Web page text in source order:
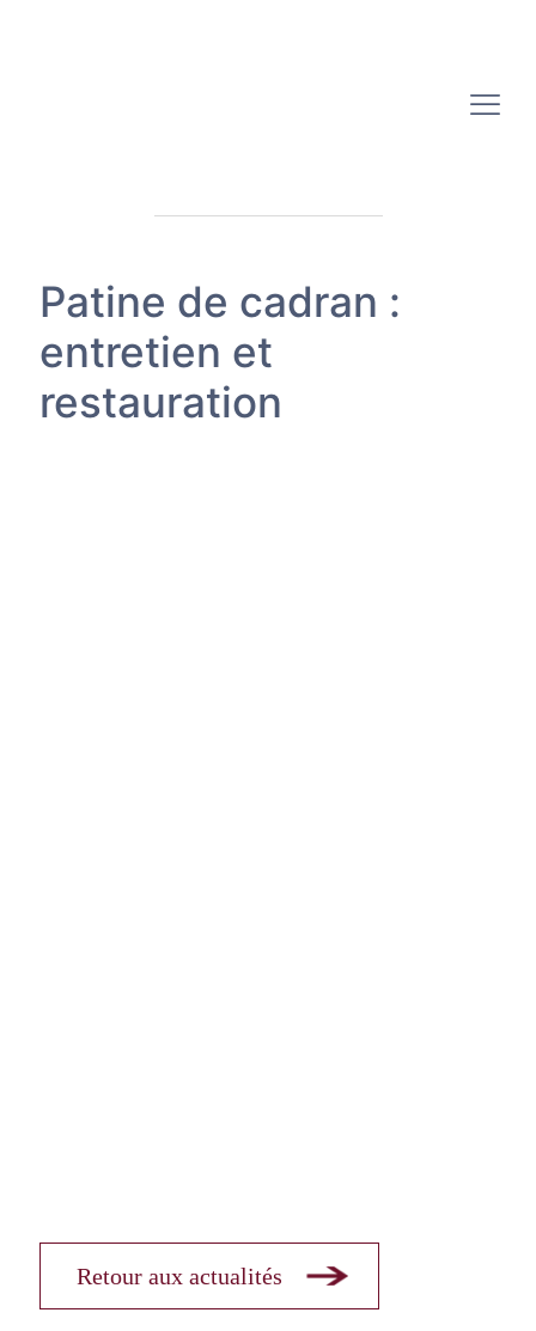
Patine de cadran :
entretien et
restauration
Retour aux actualités